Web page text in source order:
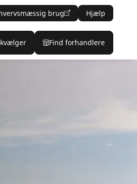
brug Hjælp
Find forhandlere